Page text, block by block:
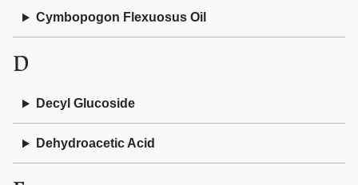
Cymbopogon Flexuosus Oil
D
Decyl Glucoside
Dehydroacetic Acid